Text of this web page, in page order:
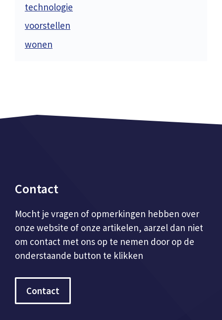
technologie
voorstellen
wonen
Contact
Mocht je vragen of opmerkingen hebben over
onze website of onze artikelen, aarzel dan niet
om contact met ons op te nemen door op de
onderstaande button te klikken
Contact